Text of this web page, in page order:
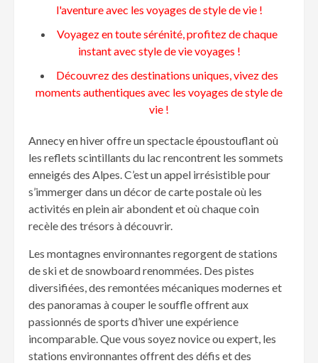
l'aventure avec les voyages de style de vie !
Voyagez en toute sérénité, profitez de chaque
instant avec style de vie voyages !
Découvrez des destinations uniques, vivez des
moments authentiques avec les voyages de style de
vie !
Annecy en hiver offre un spectacle époustouflant où
les reflets scintillants du lac rencontrent les sommets
enneigés des Alpes. C’est un appel irrésistible pour
s’immerger dans un décor de carte postale où les
activités en plein air abondent et où chaque coin
recèle des trésors à découvrir.
Les montagnes environnantes regorgent de stations
de ski et de snowboard renommées. Des pistes
diversifiées, des remontées mécaniques modernes et
des panoramas à couper le souffle offrent aux
passionnés de sports d’hiver une expérience
incomparable. Que vous soyez novice ou expert, les
stations environnantes offrent des défis et des